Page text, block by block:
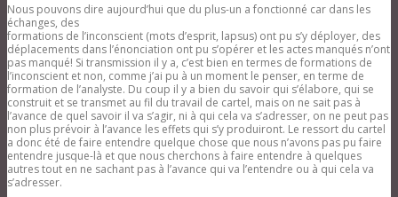
Nous pouvons dire aujourd’hui que du plus-un a fonctionné car dans les
échanges, des
formations de l’inconscient (mots d’esprit, lapsus) ont pu s’y déployer, des
déplacements dans l’énonciation ont pu s’opérer et les actes manqués n’ont
pas manqué! Si transmission il y a, c’est bien en termes de formations de
l’inconscient et non, comme j’ai pu à un moment le penser, en terme de
formation de l’analyste. Du coup il y a bien du savoir qui s’élabore, qui se
construit et se transmet au fil du travail de cartel, mais on ne sait pas à
l’avance de quel savoir il va s’agir, ni à qui cela va s’adresser, on ne peut pas
non plus prévoir à l’avance les effets qui s’y produiront. Le ressort du cartel
a donc été de faire entendre quelque chose que nous n’avons pas pu faire
entendre jusque-là et que nous cherchons à faire entendre à quelques
autres tout en ne sachant pas à l’avance qui va l’entendre ou à qui cela va
s’adresser.